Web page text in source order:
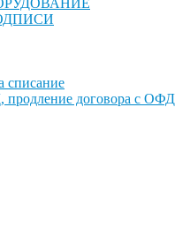
списание
договора с ОФД